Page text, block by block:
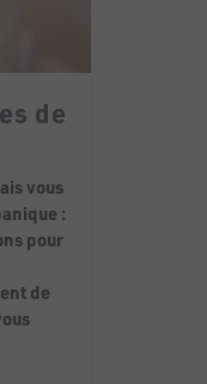
de
vous
:
pour
de